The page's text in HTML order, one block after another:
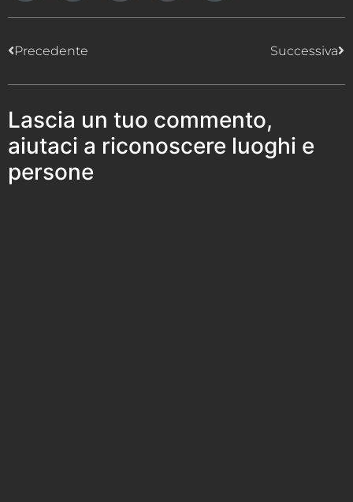
Precedente Successiva
Lascia un tuo commento,
aiutaci a riconoscere luoghi e
persone